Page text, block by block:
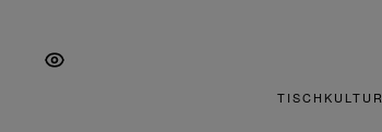
springen
springen
springen
TISCHKULTUR